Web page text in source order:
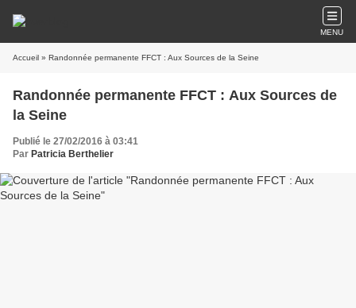
MENU
Accueil » Randonnée permanente FFCT : Aux Sources de la Seine
Randonnée permanente FFCT : Aux Sources de
la Seine
Publié le 27/02/2016 à 03:41
Par Patricia Berthelier